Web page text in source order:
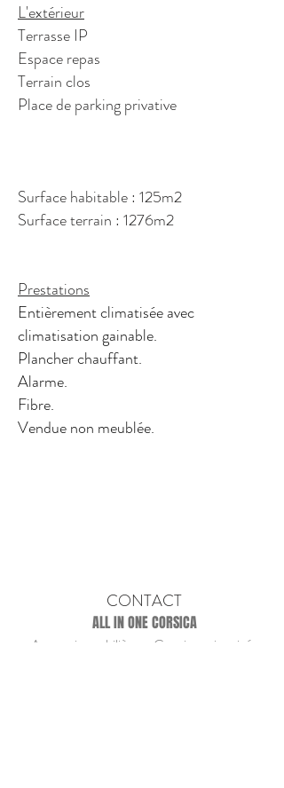
L'extérieur
Terrasse IP
Espace repas
Terrain clos
Place de parking privative
Surface habitable : 125m2
Surface terrain : 1276m2
Prestations
Entièrement climatisée avec
climatisation gainable.
Plancher chauffant.
Alarme.
Fibre.
Vendue non meublée.
CONTACT
ALL IN ONE CORSICA
Agence immobilière et Conciergerie privée